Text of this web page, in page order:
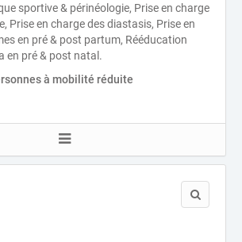
sportive & périnéologie, Prise en charge
Prise en charge des diastasis, Prise en
en pré & post partum, Rééducation
en pré & post natal.
à mobilité réduite